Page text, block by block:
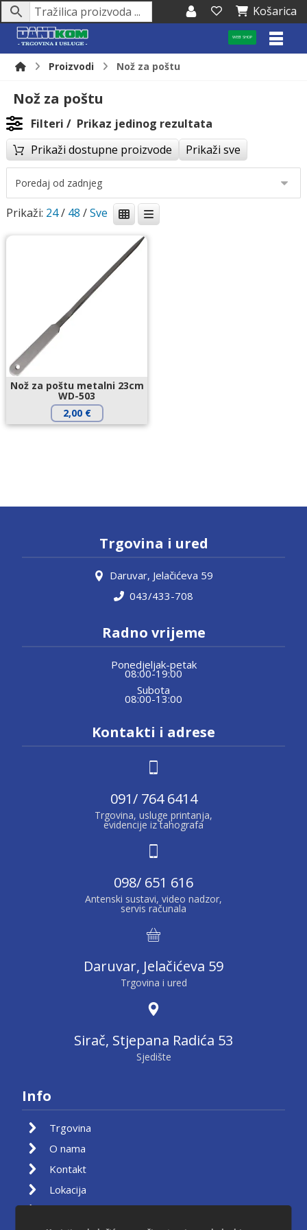
Košarica
WEB SHOP
Proizvodi Nož za poštu
Nož za poštu
Filteri
Prikaz jedinog rezultata
Prikaži dostupne proizvode
Prikaži sve
Prikaži: 24/ 48 /
Nož za poštu metalni 23cm
WD-503
2,00 €
Trgovina i ured
Daruvar, Jelačićeva 59
043/433-708
Radno vrijeme
Ponedjeljak-petak
08:00-19:00
Subota
08:00-13:00
Kontakti i adrese
091/ 764 6414
Trgovina, usluge printanja,
evidencije iz tahografa
098/ 651 616
Antenski sustavi, video nadzor,
servis računala
Daruvar, Jelačićeva 59
Trgovina i ured
Sirač, Stjepana Radića 53
Sjedište
Info
Trgovina
O nama
Kontakt
Lokacija